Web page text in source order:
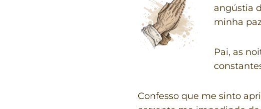
angústia
minha
Pai, as
Confesso que me sinto